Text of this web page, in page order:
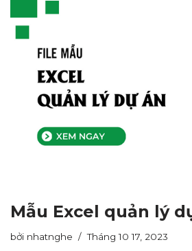
Mẫu Excel quản lý
bởi nhatnghe Tháng 10 17, 2023